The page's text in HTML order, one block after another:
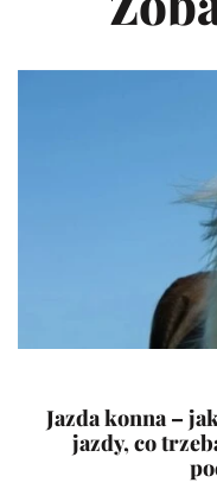
Jazda konna –
jazdy, co